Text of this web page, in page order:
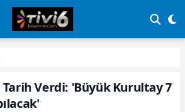
Tarih Verdi: 'Büyük Kurultay 7